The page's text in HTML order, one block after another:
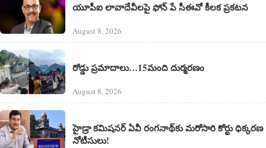
యూపీఐ లావాదేవీలపై ఫోన్ పే సీఈవో కీలక ప్రకటన
August 8, 2026
రోడ్డు ప్రమాదాలు…15మంది దుర్మరణం
August 8, 2026
హైడ్రా కమిషనర్ ఏవీ రంగనాథ్‌కు మరోసారి కోర్టు ధిక్కరణ
నోటీసులు!